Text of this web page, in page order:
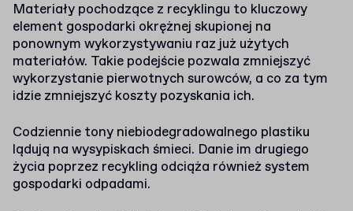
Materiały pochodzące z recyklingu to kluczowy
element gospodarki okrężnej skupionej na
ponownym wykorzystywaniu raz już użytych
materiałów. Takie podejście pozwala zmniejszyć
wykorzystanie pierwotnych surowców, a co za tym
idzie zmniejszyć koszty pozyskania ich.
Codziennie tony niebiodegradowalnego plastiku
lądują na wysypiskach śmieci. Danie im drugiego
życia poprzez recykling odciąża również system
gospodarki odpadami.